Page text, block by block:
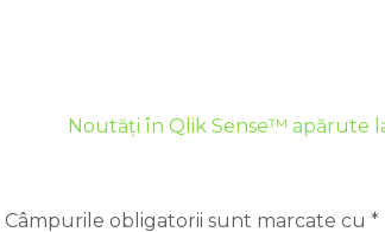
Noutăți în Qlik Sense™ apărute
Câmpurile obligatorii sunt marcate cu *